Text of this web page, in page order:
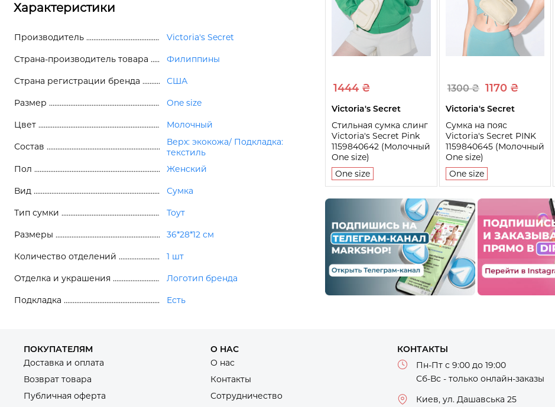
1444 ₴
Victoria's Secret
Стильная сумка слинг
Victoria's Secret Pink
1159840642 (Молочный
One size)
One size
1300 ₴ 1170 ₴
Victoria's Secret
Сумка на пояс
Victoria's Secret PINK
1159840645 (Молочный
One size)
One size
Характеристики
Производитель Victoria's Secret
Страна-производитель товара Филиппины
Страна регистрации бренда США
Размер One size
Цвет Молочный
Состав
Верх: экокожа/ Подкладка:
текстиль
Пол
Женский
Вид Сумка
Тип сумки Тоут
Размеры 36*28*12 см
Количество отделений 1 шт
Отделка и украшения Логотип бренда
Подкладка Есть
ПОКУПАТЕЛЯМ
Доставка и оплата
Возврат товара
Публичная оферта
О НАС
О нас
Контакты
Сотрудничество
КОНТАКТЫ
Пн-Пт с 9:00 до 19:00
Сб-Вс - только онлайн-заказы
Киев, ул. Дашавська 25